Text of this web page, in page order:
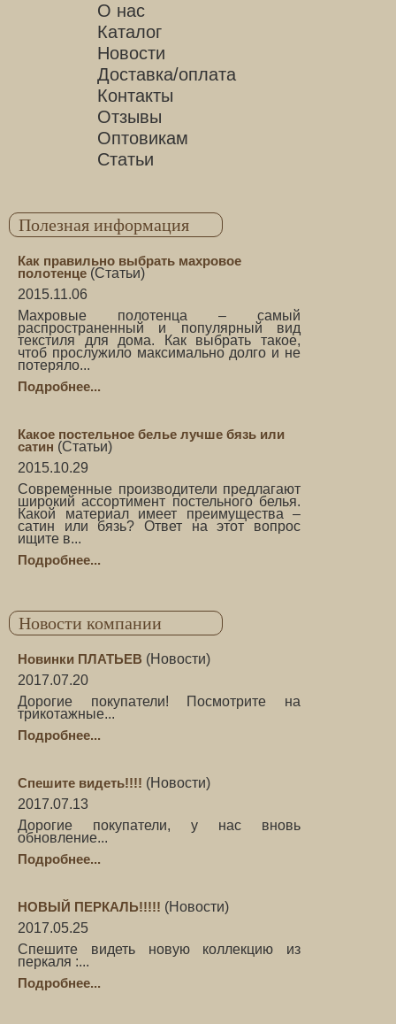
О нас
Каталог
Новости
Доставка/оплата
Контакты
Отзывы
Оптовикам
Статьи
Полезная информация
Как правильно выбрать махровое
полотенце (Статьи)
2015.11.06
Махровые полотенца – самый
распространенный и популярный вид
текстиля для дома. Как выбрать такое,
чтоб прослужило максимально долго и не
потеряло...
Подробнее...
Какое постельное белье лучше бязь или
сатин (Статьи)
2015.10.29
Современные производители предлагают
широкий ассортимент постельного белья.
Какой материал имеет преимущества –
сатин или бязь? Ответ на этот вопрос
ищите в...
Подробнее...
Новости компании
Новинки ПЛАТЬЕВ (Новости)
2017.07.20
Дорогие покупатели! Посмотрите на
трикотажные...
Подробнее...
Спешите видеть!!!! (Новости)
2017.07.13
Дорогие покупатели, у нас вновь
обновление...
Подробнее...
НОВЫЙ ПЕРКАЛЬ!!!!! (Новости)
2017.05.25
Спешите видеть новую коллекцию из
перкаля :...
Подробнее...